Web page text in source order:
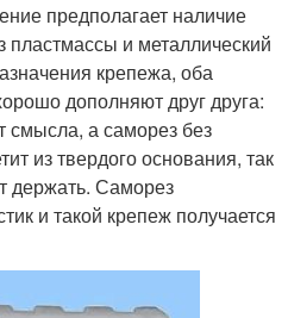
предполагает наличие
пластмассы и металлический
крепежа, оба
дополняют друг друга:
смысла, а саморез без
из твердого основания, так
держать. Саморез
и такой крепеж получается